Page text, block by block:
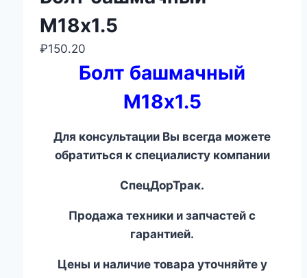
М18х1.5
₽150.20
Болт башмачный
М18х1.5
Для консультации Вы всегда можете
обратиться к специалисту компании
СпецДорТрак.
Продажа техники и запчастей с
гарантией.
Цены и наличие товара уточняйте у